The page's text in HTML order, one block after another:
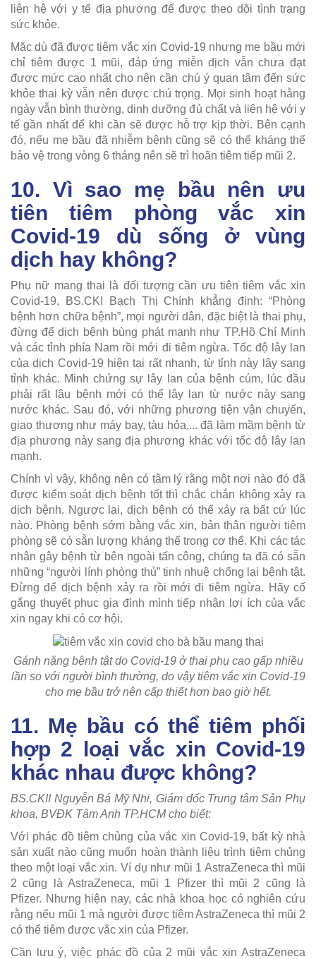
liên hệ với y tế địa phương để được theo dõi tình trạng
sức khỏe.
Mặc dù đã được tiêm vắc xin Covid-19 nhưng mẹ bầu mới
chỉ tiêm được 1 mũi, đáp ứng miễn dịch vẫn chưa đạt
được mức cao nhất cho nên cần chú ý quan tâm đến sức
khỏe thai kỳ vẫn nên được chú trọng. Mọi sinh hoạt hằng
ngày vẫn bình thường, dinh dưỡng đủ chất và liên hệ với y
tế gần nhất để khi cần sẽ được hỗ trợ kịp thời. Bên cạnh
đó, nếu mẹ bầu đã nhiễm bệnh cũng sẽ có thể kháng thể
bảo vệ trong vòng 6 tháng nên sẽ trì hoãn tiêm tiếp mũi 2.
10. Vì sao mẹ bầu nên ưu
tiên tiêm phòng vắc xin
Covid-19 dù sống ở vùng
dịch hay không?
Phụ nữ mang thai là đối tượng cần ưu tiên tiêm vắc xin
Covid-19, BS.CKI Bạch Thị Chính khẳng định: “Phòng
bệnh hơn chữa bệnh”, mọi người dân, đặc biệt là thai phụ,
đừng để dịch bệnh bùng phát mạnh như TP.Hồ Chí Minh
và các tỉnh phía Nam rồi mới đi tiêm ngừa. Tốc độ lây lan
của dịch Covid-19 hiện tại rất nhanh, từ tỉnh này lây sang
tỉnh khác. Minh chứng sự lây lan của bệnh cúm, lúc đầu
phải rất lâu bệnh mới có thể lây lan từ nước này sang
nước khác. Sau đó, với những phương tiện vận chuyển,
giao thương như máy bay, tàu hỏa,... đã làm mầm bệnh từ
địa phương này sang địa phương khác với tốc độ lây lan
mạnh.
Chính vì vậy, không nên có tâm lý rằng một nơi nào đó đã
được kiểm soát dịch bệnh tốt thì chắc chắn không xảy ra
dịch bệnh. Ngược lại, dịch bệnh có thể xảy ra bất cứ lúc
nào. Phòng bệnh sớm bằng vắc xin, bản thân người tiêm
phòng sẽ có sẵn lượng kháng thể trong cơ thể. Khi các tác
nhân gây bệnh từ bên ngoài tấn công, chúng ta đã có sẵn
những “người lính phòng thủ” tinh nhuệ chống lại bệnh tật.
Đừng để dịch bệnh xảy ra rồi mới đi tiêm ngừa. Hãy cố
gắng thuyết phục gia đình mình tiếp nhận lợi ích của vắc
xin ngay khi có cơ hội.
Gánh nặng bệnh tật do Covid-19 ở thai phụ cao gấp nhiều
lần so với người bình thường, do vậy tiêm vắc xin Covid-19
cho mẹ bầu trở nên cấp thiết hơn bao giờ hết.
11. Mẹ bầu có thể tiêm phối
hợp 2 loại vắc xin Covid-19
khác nhau được không?
BS.CKII Nguyễn Bá Mỹ Nhi, Giám đốc Trung tâm Sản Phụ
khoa, BVĐK Tâm Anh TP.HCM cho biết:
Với phác đồ tiêm chủng của vắc xin Covid-19, bất kỳ nhà
sản xuất nào cũng muốn hoàn thành liệu trình tiêm chủng
theo một loại vắc xin. Ví dụ như mũi 1 AstraZeneca thì mũi
2 cũng là AstraZeneca, mũi 1 Pfizer thì mũi 2 cũng là
Pfizer. Nhưng hiện nay, các nhà khoa học có nghiên cứu
rằng nếu mũi 1 mà người được tiêm AstraZeneca thì mũi 2
có thể tiêm được vắc xin của Pfizer.
Cần lưu ý, việc phác đồ của 2 mũi vắc xin AstraZeneca